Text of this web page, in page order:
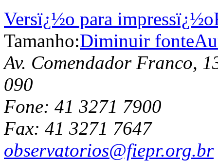
Versï¿½o para impressï¿½o
Tamanho:Diminuir fonte
Av. Comendador Franco,
090
Fone: 41 3271 7900
Fax: 41 3271 7647
observatorios@fiepr.org.br